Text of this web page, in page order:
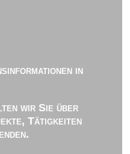
in
wir Sie über
Tätigkeiten